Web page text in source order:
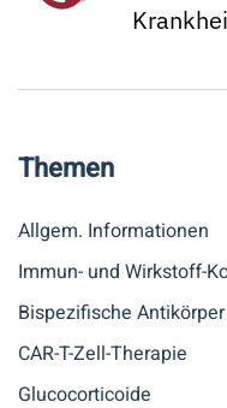
Themen
Allgem. Informationen
Immun- und Wirkstoff-
Bispezifische Antikörper
CAR-T-Zell-Therapie
Glucocorticoide